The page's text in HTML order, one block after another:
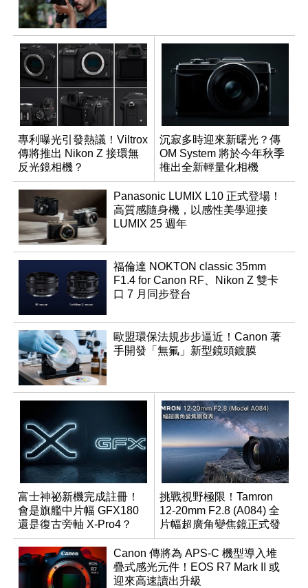
專利曝光引發熱議！Viltrox
傳將推出 Nikon Z 接環無
反光鏡相機？
沉寂多時迎來新曙光？傳
OM System 將於今年秋季
推出全新輕量化相機
Panasonic LUMIX L10 正式登場！
高質感隨身機，以感性美學迎接
LUMIX 25 週年
福倫達 NOKTON classic 35mm
F1.4 for Canon RF、Nikon Z 雙卡
口 7 月同步登台
歐盟環保法規步步逼近！Canon 著
手開發「無氟」新型鏡頭鍍膜
富士神祕新機完成註冊！
會是旗艦中片幅 GFX180
還是復古旁軸 X-Pro4？
挑戰視野極限！Tamron
12-20mm F2.8 (A084) 全
片幅超廣角變焦鏡正式發
表
Canon 傳將為 APS-C 機型導入堆
疊式感光元件！EOS R7 Mark II 或
迎來高速讀出升級